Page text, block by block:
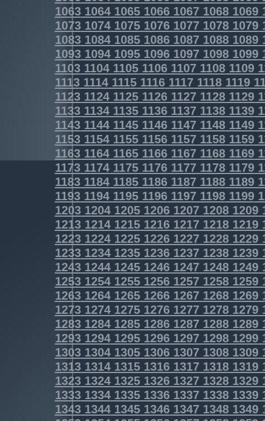
1063106410651066106710681069
1073107410751076107710781079
1083108410851086108710881089
1093109410951096109710981099
1103110411051106110711081109
1113111411151116111711181119
1123112411251126112711281129
1133113411351136113711381139
1143114411451146114711481149
1153115411551156115711581159
1163116411651166116711681169
1173117411751176117711781179
1183118411851186118711881189
1193119411951196119711981199
1203120412051206120712081209
1213121412151216121712181219
1223122412251226122712281229
1233123412351236123712381239
1243124412451246124712481249
1253125412551256125712581259
1263126412651266126712681269
1273127412751276127712781279
1283128412851286128712881289
1293129412951296129712981299
1303130413051306130713081309
1313131413151316131713181319
1323132413251326132713281329
1333133413351336133713381339
1343134413451346134713481349